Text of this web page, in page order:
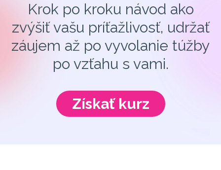
Krok po kroku návod ako
zvýšiť vašu príťažlivosť, udržať
záujem až po vyvolanie túžby
po vzťahu s vami.
Získať kurz